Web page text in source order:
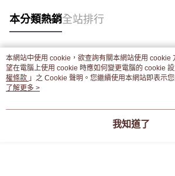
本分類熱銷全站排行
熱門標籤
本網站中使用 cookie，欲查詢有關本網站使用 cookie
望在電腦上使用 cookie 時應如何變更電腦的 cookie
權條款 」之 Cookie 聲明。您繼續使用本網站即表示
用條款之 Cookie 聲明使用 cookie。
了解更多 >
我知道了